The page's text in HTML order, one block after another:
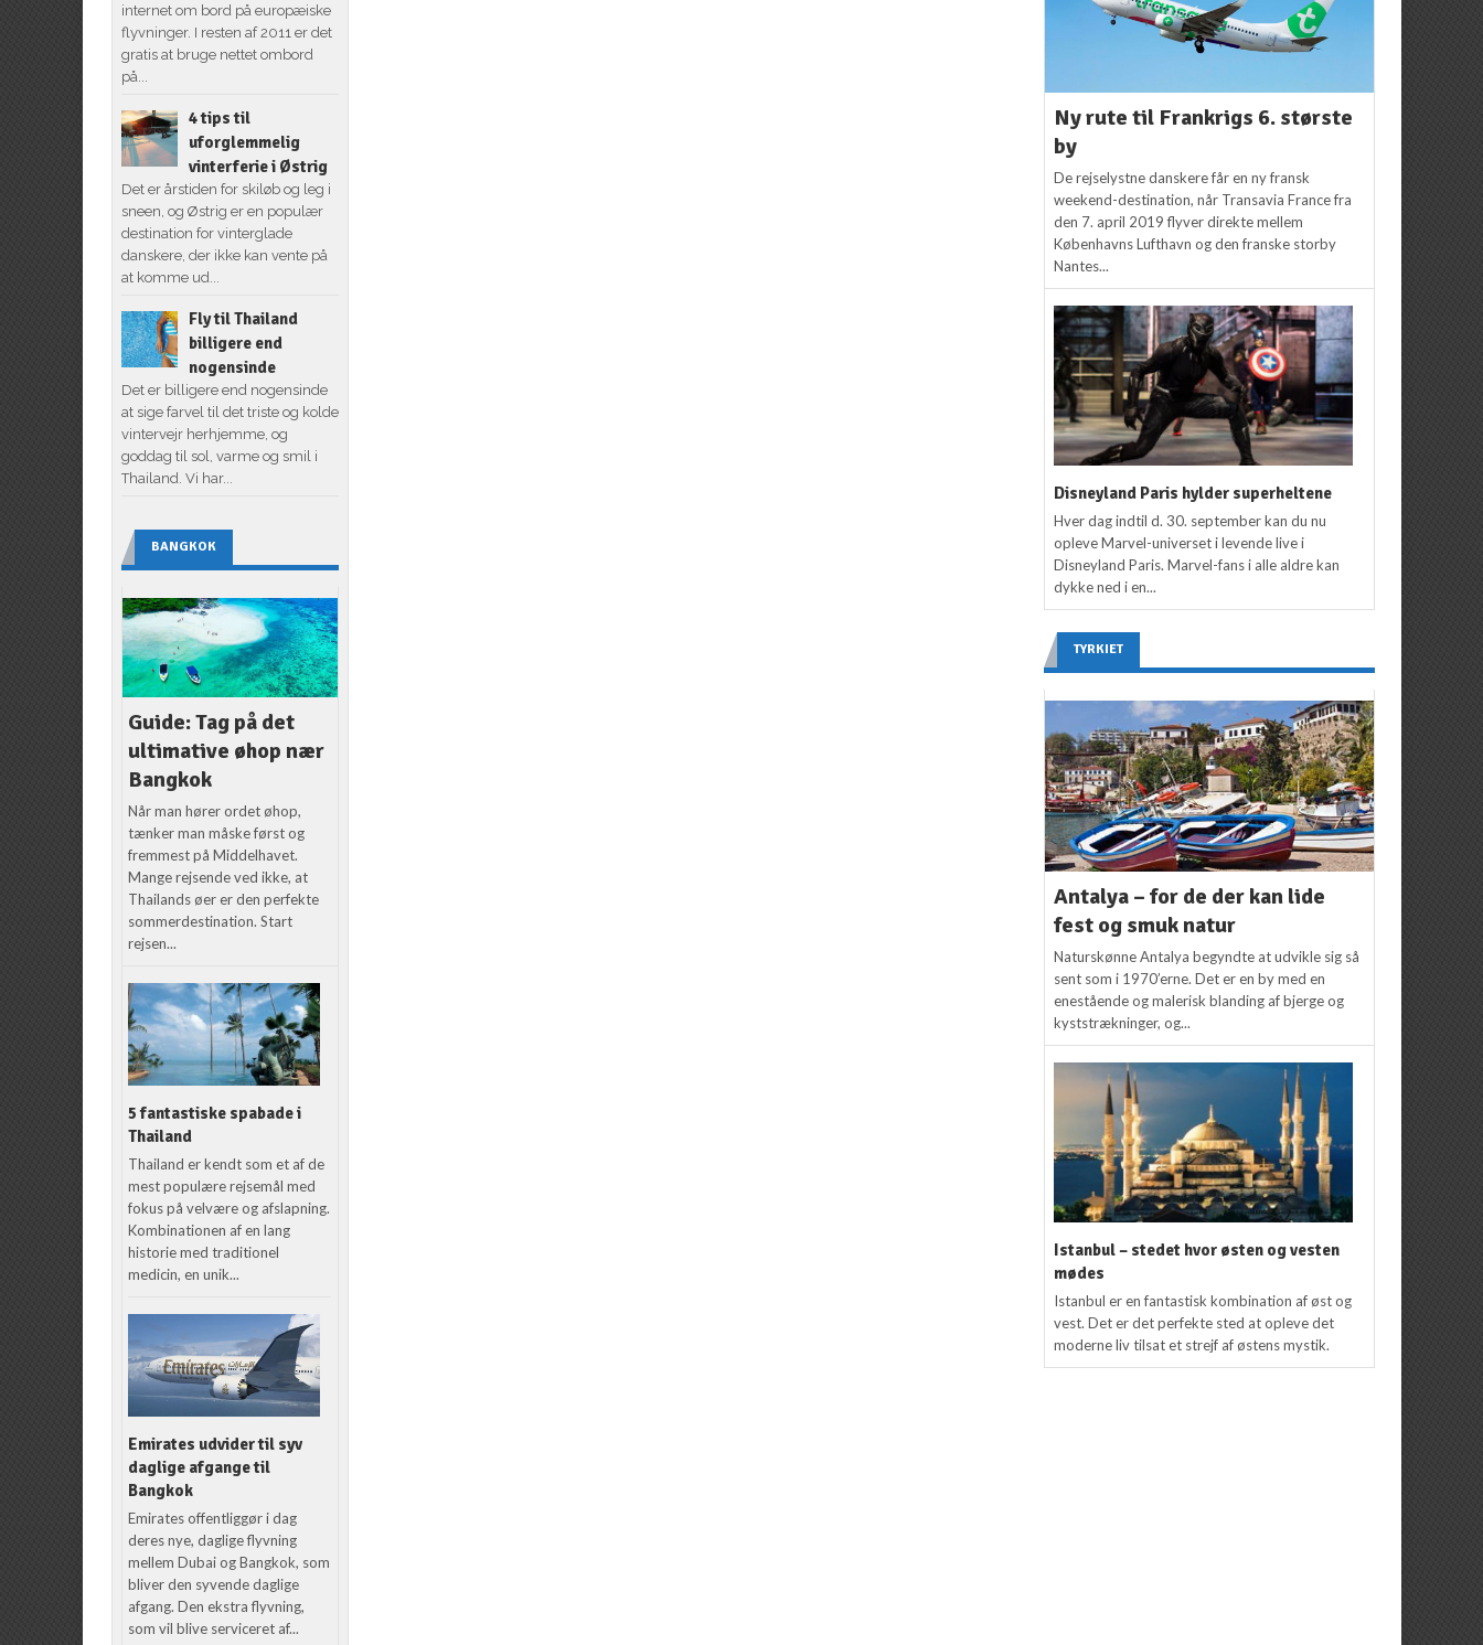
internet om bord på europæiske
flyvninger. I resten af 2011 er det
gratis at bruge nettet ombord
på...
4 tips til
uforglemmelig
vinterferie i Østrig
Det er årstiden for skiløb og leg i
sneen, og Østrig er en populær
destination for vinterglade
danskere, der ikke kan vente på
at komme ud...
Fly til Thailand
billigere end
nogensinde
Det er billigere end nogensinde
at sige farvel til det triste og kolde
vintervejr herhjemme, og
goddag til sol, varme og smil i
Thailand. Vi har...
BANGKOK
Guide: Tag på det
ultimative øhop nær
Bangkok
Når man hører ordet øhop,
tænker man måske først og
fremmest på Middelhavet.
Mange rejsende ved ikke, at
Thailands øer er den perfekte
sommerdestination. Start
rejsen...
5 fantastiske spabade i
Thailand
Thailand er kendt som et af de
mest populære rejsemål med
fokus på velvære og afslapning.
Kombinationen af en lang
historie med traditionel
medicin, en unik...
Emirates udvider til syv
daglige afgange til
Bangkok
Emirates offentliggør i dag
deres nye, daglige flyvning
mellem Dubai og Bangkok, som
bliver den syvende daglige
afgang. Den ekstra flyvning,
som vil blive serviceret af...
Ny rute til Frankrigs 6. største
by
De rejselystne danskere får en ny fransk
weekend-destination, når Transavia France fra
den 7. april 2019 flyver direkte mellem
Københavns Lufthavn og den franske storby
Nantes...
Disneyland Paris hylder superheltene
Hver dag indtil d. 30. september kan du nu
opleve Marvel-universet i levende live i
Disneyland Paris. Marvel-fans i alle aldre kan
dykke ned i en...
TYRKIET
Antalya – for de der kan lide
fest og smuk natur
Naturskønne Antalya begyndte at udvikle sig så
sent som i 1970’erne. Det er en by med en
enestående og malerisk blanding af bjerge og
kyststrækninger, og...
Istanbul – stedet hvor østen og vesten
mødes
Istanbul er en fantastisk kombination af øst og
vest. Det er det perfekte sted at opleve det
moderne liv tilsat et strejf af østens mystik.